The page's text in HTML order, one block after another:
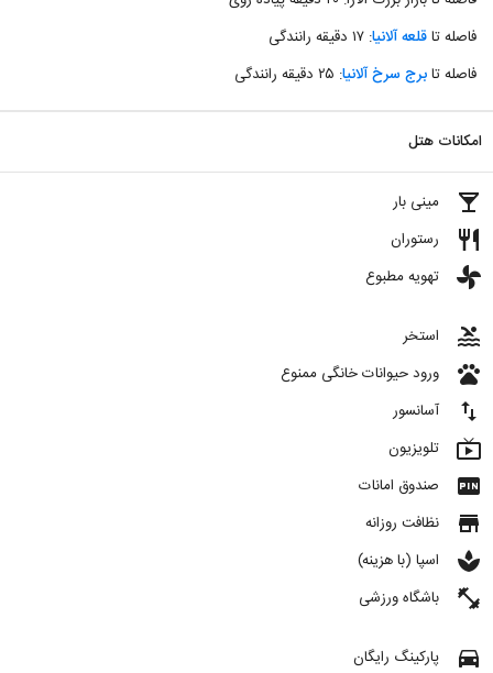
فاصله تاقلعه آلانیا: ۱۷ دقیقه رانندگی
فاصله تابرج سرخ آلانیا: ۲۵ دقیقه رانندگی
امکانات هتل
local_bar مینی بار
restaurant رستوران
toys تهویه مطبوع
pool استخر
pets ورود حیوانات خانگی ممنوع
import_export آسانسور
live_tv تلویزیون
fiber_pin صندوق امانات
store نظافت روزانه
spa اسپا (با هزینه)
fitness_center باشگاه ورزشی
directions_car پارکینگ رایگان